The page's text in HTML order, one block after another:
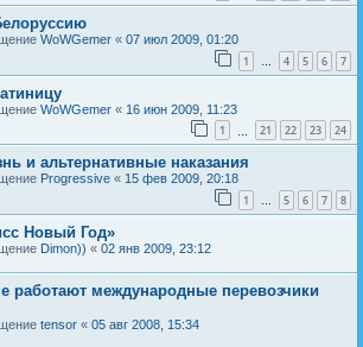
WoWGemer « 07 июл 2009, 01:20
1 … 4 5 6 7
WoWGemer « 16 июн 2009, 11:23
1 21 22 23 24
и альтернативные наказания
Progressive « 15 фев 2009, 20:18
1 … 5 6 7 8
Новый Год»
Dimon)) « 02 янв 2009, 23:12
работают международные перевозчики
tensor « 05 авг 2008, 15:34